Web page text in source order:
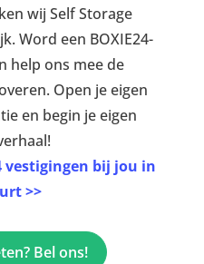
wij Self Storage
Word een BOXIE24-
help ons mee de
Open je eigen
en begin je eigen
vestigingen bij jou in
>>
Bel ons!